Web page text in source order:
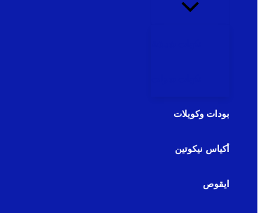
بودات وكويلات
أكياس نيكوتين
ايقوص